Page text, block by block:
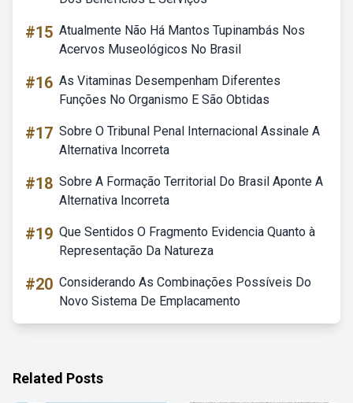
#15 Atualmente Não Há Mantos Tupinambás Nos
Acervos Museológicos No Brasil
#16 As Vitaminas Desempenham Diferentes
Funções No Organismo E São Obtidas
#17 Sobre O Tribunal Penal Internacional Assinale A
Alternativa Incorreta
#18 Sobre A Formação Territorial Do Brasil Aponte A
Alternativa Incorreta
#19 Que Sentidos O Fragmento Evidencia Quanto à
Representação Da Natureza
#20 Considerando As Combinações Possíveis Do
Novo Sistema De Emplacamento
Related Posts